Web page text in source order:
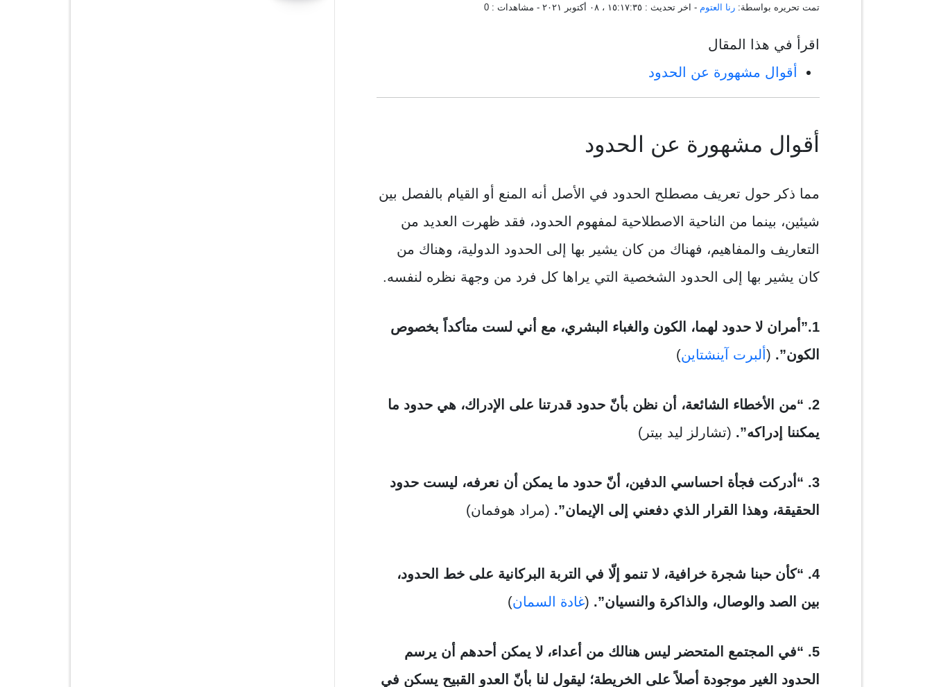
تمت تحريره بواسطة: رنا العتوم - اخر تحديث : ١٥:١٧:٣٥ ، ٠٨ أكتوبر ٢٠٢١ - مشاهدات : 0
اقرأ في هذا المقال
أقوال مشهورة عن الحدود
أقوال مشهورة عن الحدود
مما ذكر حول تعريف مصطلح الحدود في الأصل أنه المنع أو القيام بالفصل بين
شيئين، بينما من الناحية الاصطلاحية لمفهوم الحدود، فقد ظهرت العديد من
التعاريف والمفاهيم، فهناك من كان يشير بها إلى الحدود الدولية، وهناك من
كان يشير بها إلى الحدود الشخصية التي يراها كل فرد من وجهة نظره لنفسه.
1.”أمران لا حدود لهما، الكون والغباء البشري، مع أني لست متأكداً بخصوص
الكون”. ( ألبرت آينشتاين)
2. “من الأخطاء الشائعة، أن نظن بأنّ حدود قدرتنا على الإدراك، هي حدود ما
يمكننا إدراكه”. (تشارلز ليد بيتر)
3. “أدركت فجأة احساسي الدفين، أنّ حدود ما يمكن أن نعرفه، ليست حدود
الحقيقة، وهذا القرار الذي دفعني إلى الإيمان”. (مراد هوفمان)
4. “كأن حبنا شجرة خرافية، لا تنمو إلّا في التربة البركانية على خط الحدود،
بين الصد والوصال، والذاكرة والنسيان”. (غادة السمان)
5. “
في المجتمع المتحضر ليس هنالك من أعداء، لا يمكن أحدهم أن يرسم
الحدود الغير موجودة أصلاً على الخريطة؛ ليقول لنا بأنّ العدو القبيح يسكن في